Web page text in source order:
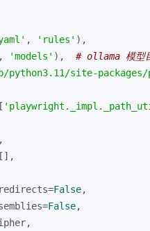
, 'rules' ),
, 'models' ), # ollama 模型
python3.11/site-
False,
False,